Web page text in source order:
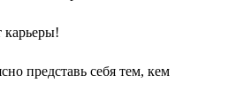
представь себя тем, кем